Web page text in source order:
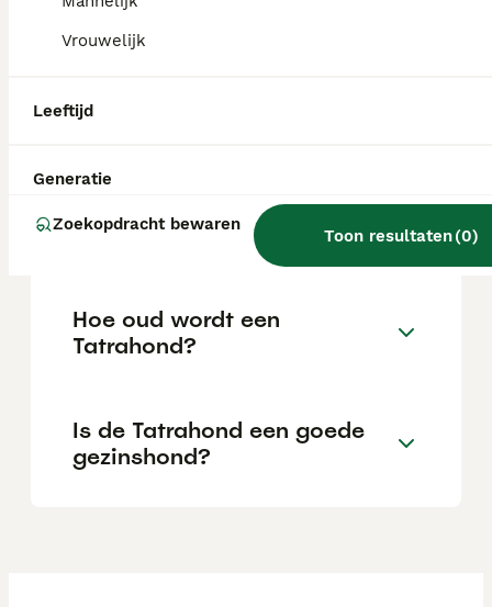
Vrouwelijk
Leeftijd
Generatie
Zoekopdracht bewaren
Toon resultaten(0)
Wat is de prijs van een
Tatrahond?
Wat is het karakter van een
Tatrahond?
Hoe oud wordt een
Tatrahond?
Is de Tatrahond een goede
gezinshond?